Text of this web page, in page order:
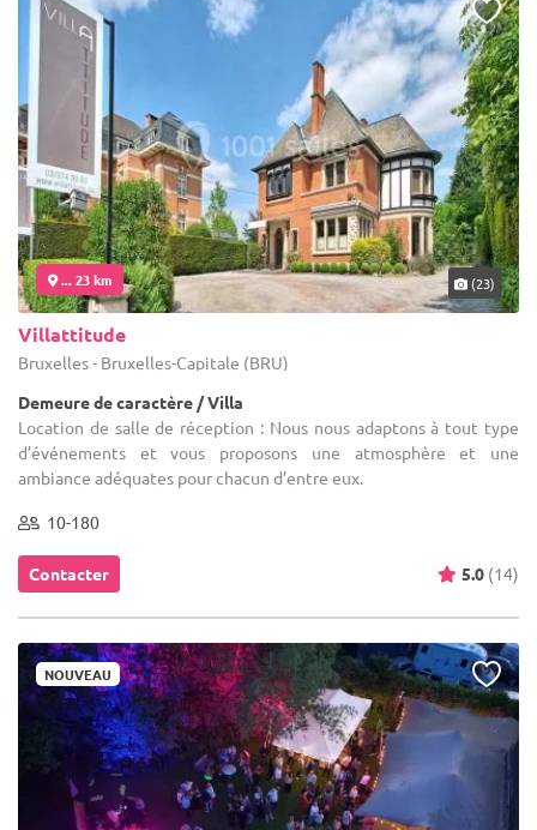
... 23 km (23)
Villattitude
Bruxelles - Bruxelles-Capitale (BRU)
Demeure de caractère / Villa
Location de salle de réception : Nous nous adaptons à tout type
d’événements et vous proposons une atmosphère et une
ambiance adéquates pour chacun d’entre eux.
10-180
Contacter 5.0 (14)
NOUVEAU